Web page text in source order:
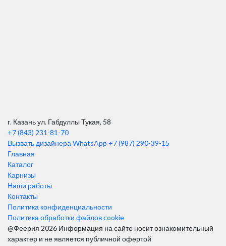
г. Казань ул. Габдуллы Тукая, 58
+7 (843) 231-81-70
Вызвать дизайнера WhatsApp +7 (987) 290-39-15
Главная
Каталог
Карнизы
Наши работы
Контакты
Политика конфиденциальности
Политика обработки файлов cookie
@Феерия 2026 Информация на сайте носит ознакомительный
характер и не является публичной офертой